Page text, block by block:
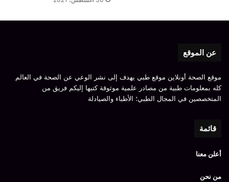
عن الموقع
موقع الصحة أونلاين موقع طبي يهدف إلى نشر الوعي عن الصحة في العالم
كله بمعلومات طبية من مصادر علمية موثوقة كتبها إليكم فريق من
المتخصصين في المجال الطبي؛ الأطباء والصيادلة
قائمة
أعلن معنا
من نحن